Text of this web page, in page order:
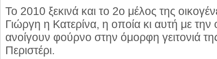
Το 2010 ξεκινά και το 2ο μέλος της
Γιώργη η Κατερίνα, η οποία κι αυτή με την
ανοίγουν φούρνο στην όμορφη γειτονιά
Περιστέρι.